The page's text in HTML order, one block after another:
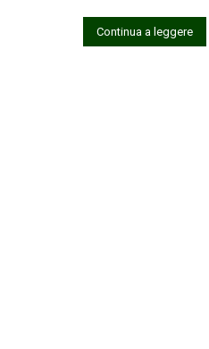
Continua a leggere